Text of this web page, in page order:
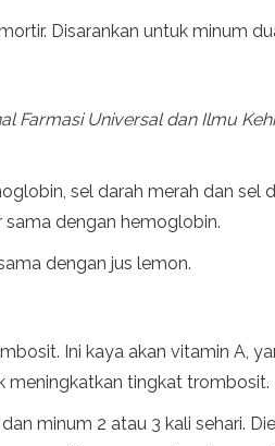
Disarankan untuk minum
Farmasi Universal dan Ilmu
sel darah merah dan sel
dengan hemoglobin.
dengan jus lemon.
Ini kaya akan vitamin A,
meningkatkan tingkat trombosit.
minum 2 atau 3 kali sehari.